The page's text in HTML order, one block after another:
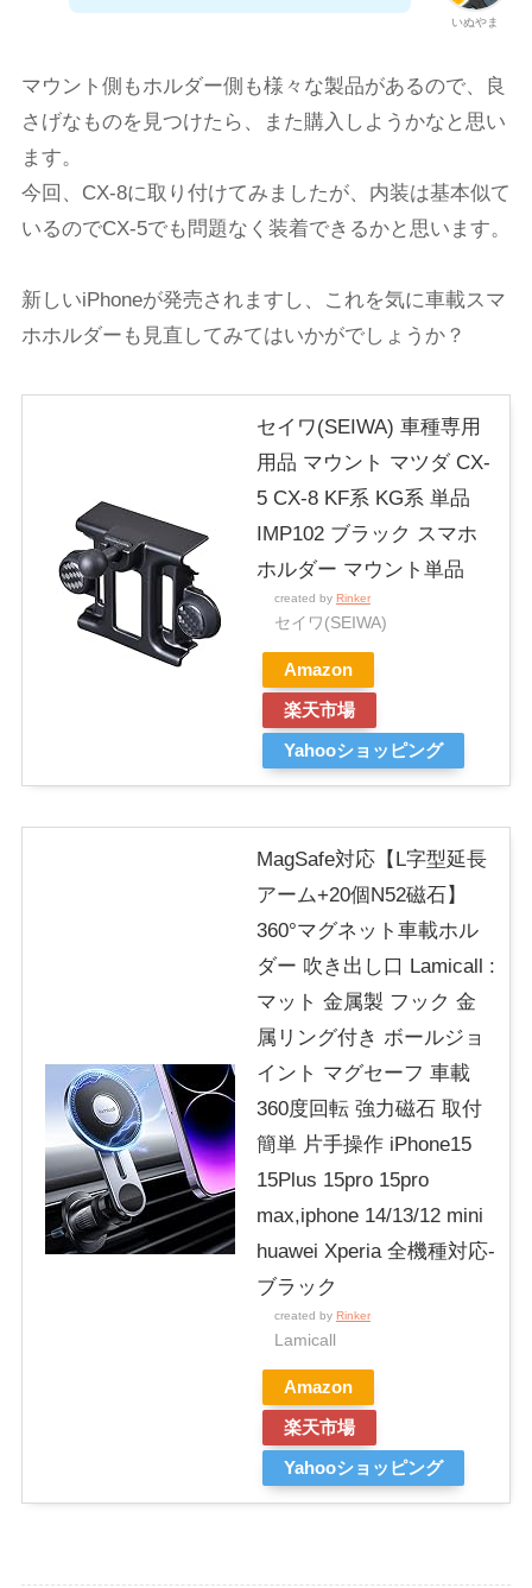
いぬやま
マウント側もホルダー側も様々な製品があるので、良
さげなものを見つけたら、また購入しようかなと思い
ます。
今回、CX-8に取り付けてみましたが、内装は基本似て
いるのでCX-5でも問題なく装着できるかと思います。
新しいiPhoneが発売されますし、これを気に車載スマ
ホホルダーも見直してみてはいかがでしょうか？
セイワ(SEIWA) 車種専用
用品 マウント マツダ CX-
5 CX-8 KF系 KG系 単品
IMP102 ブラック スマホ
ホルダー マウント単品
created by Rinker
セイワ(SEIWA)
Amazon
楽天市場
Yahooショッピング
MagSafe対応【L字型延長
アーム+20個N52磁石】
360°マグネット車載ホル
ダー 吹き出し口 Lamicall :
マット 金属製 フック 金
属リング付き ボールジョ
イント マグセーフ 車載
360度回転 強力磁石 取付
簡単 片手操作 iPhone15
15Plus 15pro 15pro
max,iphone 14/13/12 mini
huawei Xperia 全機種対応-
ブラック
created by Rinker
Lamicall
Amazon
楽天市場
Yahooショッピング